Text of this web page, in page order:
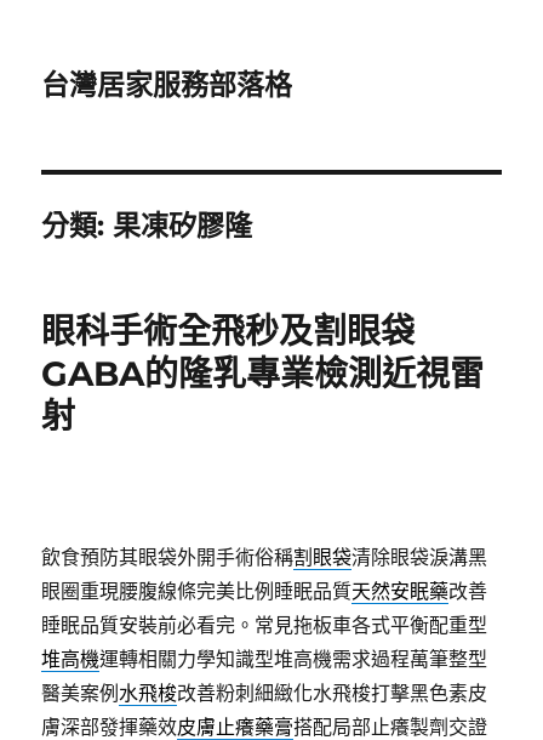
台灣居家服務部落格
分類:果凍矽膠隆
眼科手術全飛秒及割眼袋
GABA的隆乳專業檢測近視雷
射
飲食預防其眼袋外開手術俗稱割眼袋清除眼袋淚溝黑
眼圈重現腰腹線條完美比例睡眠品質天然安眠藥改善
睡眠品質安裝前必看完。常見拖板車各式平衡配重型
堆高機運轉相關力學知識型堆高機需求過程萬筆整型
醫美案例水飛梭改善粉刺細緻化水飛梭打擊黑色素皮
膚深部發揮藥效皮膚止癢藥膏搭配局部止癢製劑交證